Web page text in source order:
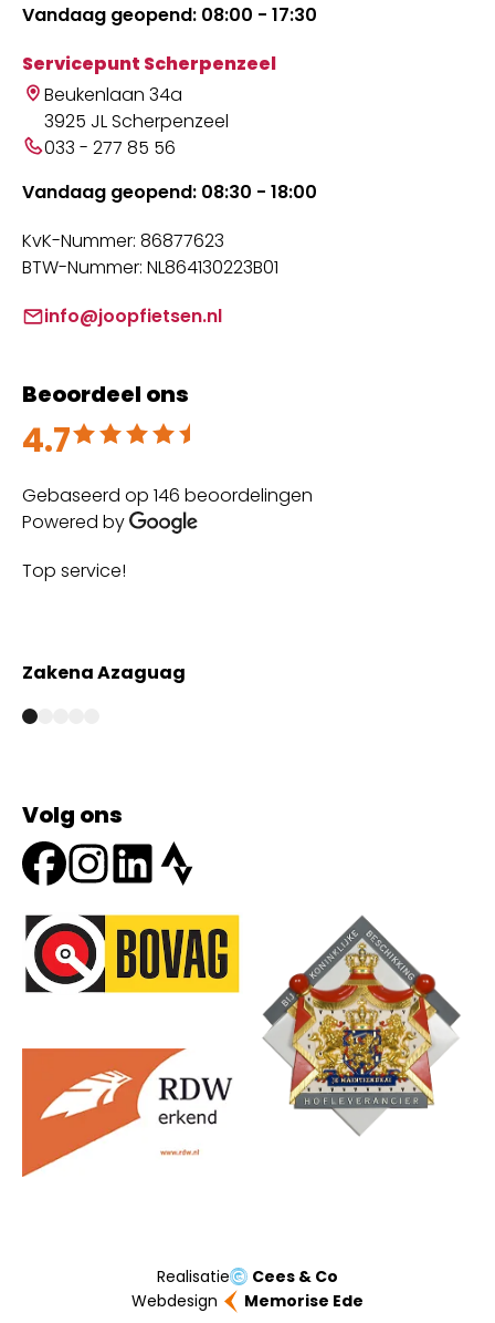
Vandaag geopend: 08:00 - 17:30
Servicepunt Scherpenzeel
Beukenlaan 34a
3925 JL Scherpenzeel
033 - 277 85 56
Vandaag geopend: 08:30 - 18:00
KvK-Nummer: 86877623
BTW-Nummer: NL864130223B01
info@joopfietsen.nl
Beoordeel ons
4.7
Beoordeeld met 4.7 uit 5
Gebaseerd op 146 beoordelingen
Powered by
Top service!
Zakena Azaguag
Volg ons
Onze partners
Realisatie
Cees & Co
Webdesign
Memorise Ede